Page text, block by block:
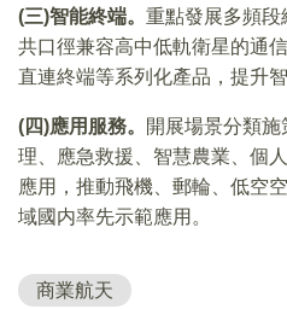
(三)智能終端。 重點發展多頻段
共口徑兼容高中低軌衛星的通
直連終端等系列化產品，提升
(四)應用服務。
開展場景分類
理、應急救援、智慧農業、個
應用，推動飛機、郵輪、低空
域國内率先示範應用。
商業航天